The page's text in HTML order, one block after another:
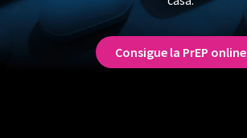
Consigue la PrEP online